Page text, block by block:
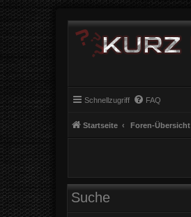
Schnellzugriff FAQ
Startseite Foren-Übersicht
Suche